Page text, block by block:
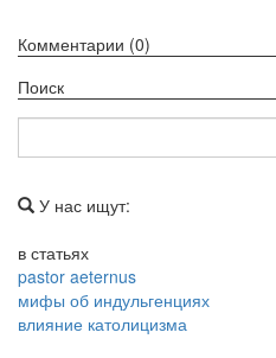
Комментарии (0)
Поиск
У нас ищут:
в статьях
pastor aeternus
мифы об индульгенциях
влияние католицизма